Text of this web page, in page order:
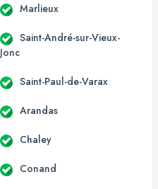
Marlieux
Saint-André-sur-Vieux-
Jonc
Saint-Paul-de-Varax
Arandas
Chaley
Conand